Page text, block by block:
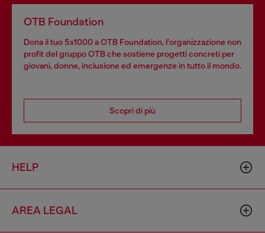
OTB Foundation
Dona il tuo 5x1000 a OTB Foundation, l’organizzazione non
profit del gruppo OTB che sostiene progetti concreti per
giovani, donne, inclusione ed emergenze in tutto il mondo.
Scopri di più
HELP
AREA LEGAL